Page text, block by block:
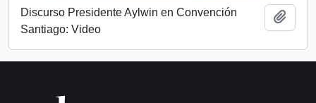
Discurso Presidente Aylwin en Convención
Santiago: Video